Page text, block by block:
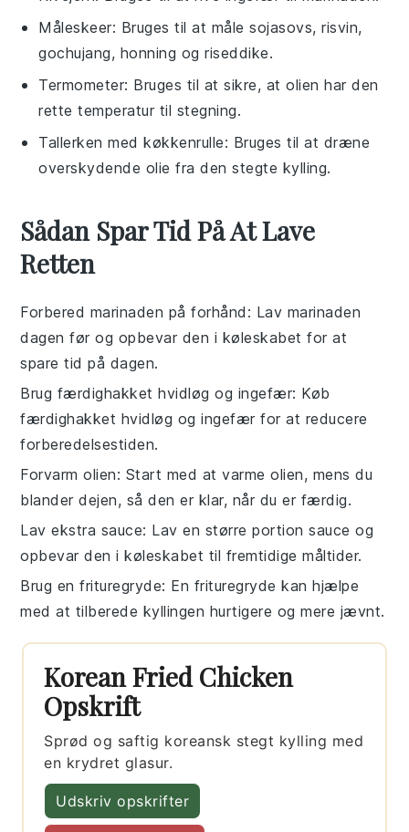
Måleskeer: Bruges til at måle sojasovs, risvin,
gochujang, honning og riseddike.
Termometer: Bruges til at sikre, at olien har den
rette temperatur til stegning.
Tallerken med køkkenrulle: Bruges til at dræne
overskydende olie fra den stegte kylling.
Sådan Spar Tid På At Lave
Retten
Forbered marinaden på forhånd : Lav marinaden
dagen før og opbevar den i køleskabet for at
spare tid på dagen.
Brug færdighakket hvidløg og ingefær: Køb
færdighakket hvidløg og ingefær for at reducere
forberedelsestiden.
Forvarm olien: Start med at varme olien, mens du
blander dejen, så den er klar, når du er færdig.
Lav ekstra sauce: Lav en større portion sauce og
opbevar den i køleskabet til fremtidige måltider.
Brug en frituregryde: En frituregryde kan hjælpe
med at tilberede kyllingen hurtigere og mere jævnt.
Korean Fried Chicken
Opskrift
Sprød og saftig koreansk stegt kylling med
en krydret glasur.
Udskriv opskrifter